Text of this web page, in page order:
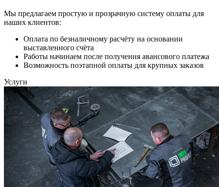
Мы предлагаем простую и прозрачную систему оплаты для
наших клиентов:
Оплата по безналичному расчёту на основании
выставленного счёта
Работы начинаем после получения авансового платежа
Возможность поэтапной оплаты для крупных заказов
Услуги